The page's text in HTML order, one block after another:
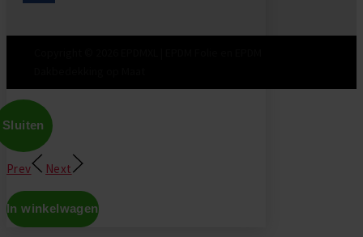
Sluiten
Prev Next
In winkelwagen